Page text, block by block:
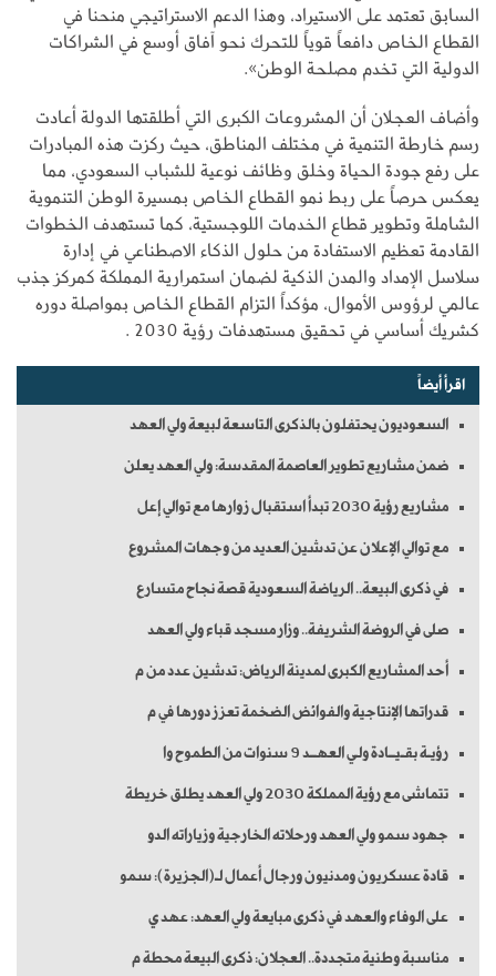
السابق تعتمد على الاستيراد، وهذا الدعم الاستراتيجي منحنا في
القطاع الخاص دافعاً قوياً للتحرك نحو آفاق أوسع في الشراكات
الدولية التي تخدم مصلحة الوطن».
وأضاف العجلان أن المشروعات الكبرى التي أطلقتها الدولة أعادت
رسم خارطة التنمية في مختلف المناطق، حيث ركزت هذه المبادرات
على رفع جودة الحياة وخلق وظائف نوعية للشباب السعودي، مما
يعكس حرصاً على ربط نمو القطاع الخاص بمسيرة الوطن التنموية
الشاملة وتطوير قطاع الخدمات اللوجستية، كما تستهدف الخطوات
القادمة تعظيم الاستفادة من حلول الذكاء الاصطناعي في إدارة
سلاسل الإمداد والمدن الذكية لضمان استمرارية المملكة كمركز جذب
عالمي لرؤوس الأموال، مؤكداً التزام القطاع الخاص بمواصلة دوره
كشريك أساسي في تحقيق مستهدفات رؤية 2030 .
اقرأ أيضاً
السعوديون يحتفلون بالذكرى التاسعة لبيعة ولي العهد
ضمن مشاريع تطوير العاصمة المقدسة: ولي العهد يعلن
مشاريع رؤية 2030 تبدأ استقبال زوارها مع توالي إعل
مع توالي الإعلان عن تدشين العديد من وجهات المشروع
في ذكرى البيعة.. الرياضة السعودية قصة نجاح متسارع
صلى في الروضة الشريفة.. وزار مسجد قباء ولي العهد
أحد المشاريع الكبرى لمدينة الرياض: تدشين عدد من م
قدراتها الإنتاجية والفوائض الضخمة تعزز دورها في م
رؤيـة بقـيــادة ولـي العهــد 9 سنوات من الطموح وا
تتماشى مع رؤية المملكة 2030 ولي العهد يطلق خريطة
جهود سمو ولي العهد ورحلاته الخارجية وزياراته الدو
قادة عسكريون ومدنيون ورجال أعمال لـ(الجزيرة): سمو
على الوفاء والعهد في ذكرى مبايعة ولي العهد: عهد ي
مناسبة وطنية متجددة.. العجلان: ذكرى البيعة محطة م